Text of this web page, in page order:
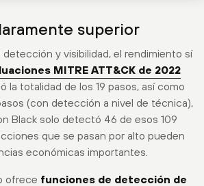
superior
y visibilidad, el rendimiento sí
MITRE ATT&CK de 2022
la totalidad de los 19 pasos, así como
(con detección a nivel de técnica),
Black solo detectó 46 de esos 109
que se pasan por alto pueden
económicas importantes.
ofrece funciones de detección de